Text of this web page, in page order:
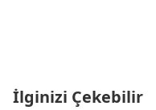
İlginizi Çekebilir